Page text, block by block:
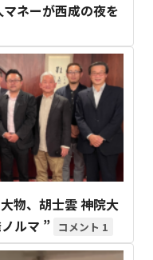
ネーが西成の夜を
物、胡士雲 神院大
ルマ ”
1